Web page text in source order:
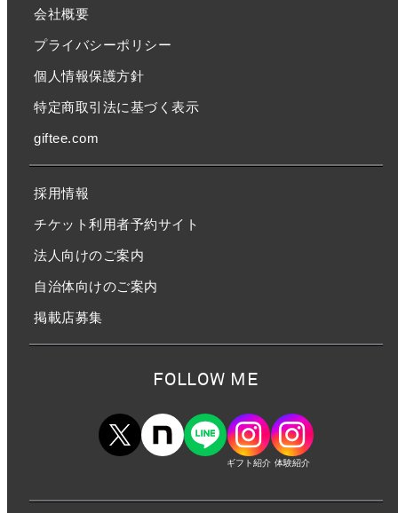
会社概要
プライバシーポリシー
個人情報保護方針
特定商取引法に基づく表示
giftee.com
採用情報
チケット利用者予約サイト
法人向けのご案内
自治体向けのご案内
掲載店募集
FOLLOW ME
ギフト紹介 体験紹介